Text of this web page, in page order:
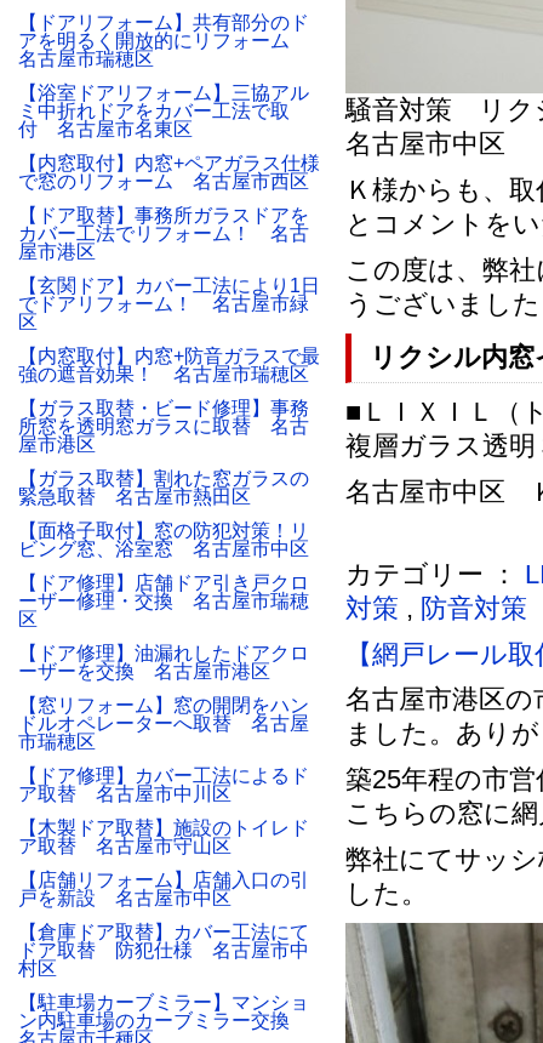
騒音対策 リク
名古屋市中区
Ｋ様からも、
とコメントを
この度は、弊
うございまし
リクシル内
■ＬＩＸＩＬ
複層ガラス透
名古屋市中区
カテゴリー ：
対策 , 防音対策
【網戸レール
名古屋市港区
ました。あり
築25年程の市
こちらの窓に
弊社にてサッ
した。
【ドアリフォーム】共有部分のド
アを明るく開放的にリフォーム
名古屋市瑞穂区
【浴室ドアリフォーム】三協アル
ミ中折れドアをカバー工法で取
付 名古屋市名東区
【内窓取付】内窓+ペアガラス仕様
で窓のリフォーム 名古屋市西区
【ドア取替】事務所ガラスドアを
カバー工法でリフォーム！ 名古
屋市港区
【玄関ドア】カバー工法により1日
でドアリフォーム！ 名古屋市緑
区
【内窓取付】内窓+防音ガラスで最
強の遮音効果！ 名古屋市瑞穂区
【ガラス取替・ビード修理】事務
所窓を透明窓ガラスに取替 名古
屋市港区
【ガラス取替】割れた窓ガラスの
緊急取替 名古屋市熱田区
【面格子取付】窓の防犯対策！リ
ビング窓、浴室窓 名古屋市中区
【ドア修理】店舗ドア引き戸クロ
ーザー修理・交換 名古屋市瑞穂
区
【ドア修理】油漏れしたドアクロ
ーザーを交換 名古屋市港区
【窓リフォーム】窓の開閉をハン
ドルオペレーターへ取替 名古屋
市瑞穂区
【ドア修理】カバー工法によるド
ア取替 名古屋市中川区
【木製ドア取替】施設のトイレド
ア取替 名古屋市守山区
【店舗リフォーム】店舗入口の引
戸を新設 名古屋市中区
【倉庫ドア取替】カバー工法にて
ドア取替 防犯仕様 名古屋市中
村区
【駐車場カーブミラー】マンショ
ン内駐車場のカーブミラー交換
名古屋市千種区